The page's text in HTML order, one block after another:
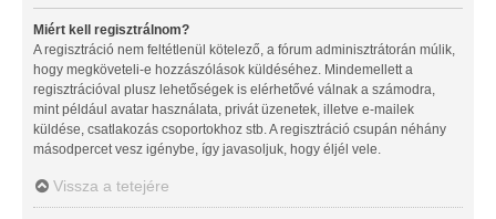
Miért kell regisztrálnom?
A regisztráció nem feltétlenül kötelező, a fórum adminisztrátorán múlik,
hogy megköveteli-e hozzászólások küldéséhez. Mindemellett a
regisztrációval plusz lehetőségek is elérhetővé válnak a számodra,
mint például avatar használata, privát üzenetek, illetve e-mailek
küldése, csatlakozás csoportokhoz stb. A regisztráció csupán néhány
másodpercet vesz igénybe, így javasoljuk, hogy éljél vele.
Vissza a tetejére